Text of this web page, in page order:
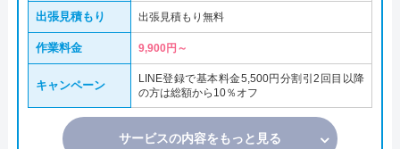
出張見積もり 出張見積もり無料
作業料金 9,900円～
キャンペーン
LINE登録で基本料金5,500円分割引2回目以降
の方は総額から10％オフ
サービスの内容をもっと見る